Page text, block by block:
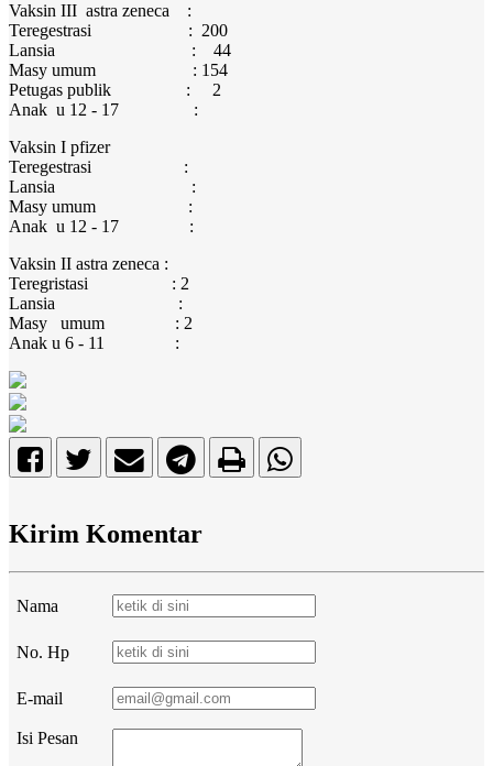
Vaksin III astra zeneca :
Teregestrasi : 200
Lansia : 44
Masy umum : 154
Petugas publik : 2
Anak u 12 - 17 :
Vaksin I pfizer
Teregestrasi :
Lansia :
Masy umum :
Anak u 12 - 17 :
Vaksin II astra zeneca :
Teregristasi : 2
Lansia :
Masy umum : 2
Anak u 6 - 11 :
Kirim Komentar
Nama
No. Hp
E-mail
Isi Pesan